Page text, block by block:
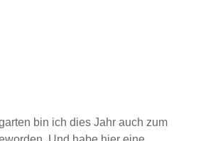
bin ich dies Jahr auch zum